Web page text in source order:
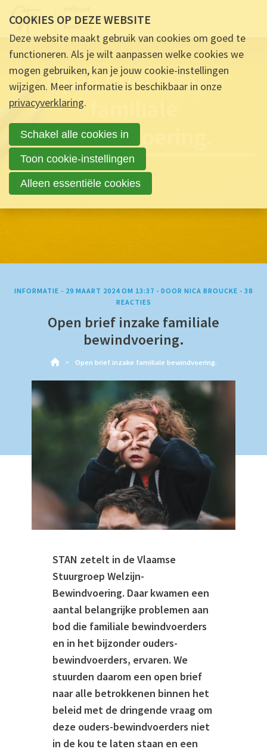
Open brief inzake
bewindvoering.
INFORMATIE - 29 MAART 2024 OM 13:37 - DOOR NICA BROUCKE - 38
REACTIES
Open brief inzake familiale
bewindvoering.
Open brief inzake familiale bewindvoering.
STAN zetelt in de Vlaamse
Stuurgroep Welzijn-
Bewindvoering. Daar kwamen een
aantal belangrijke problemen aan
bod die familiale bewindvoerders
en in het bijzonder ouders-
bewindvoerders, ervaren. We
stuurden daarom een open brief
naar alle betrokkenen binnen het
beleid met de dringende vraag om
deze ouders-bewindvoerders niet
in de kou te laten staan en een
COOKIES OP DEZE WEBSITE
Deze website maakt gebruik van cookies om goed te
functioneren. Als je wilt aanpassen welke cookies we
mogen gebruiken, kan je jouw cookie-instellingen
wijzigen. Meer informatie is beschikbaar in onze
privacyverklaring.
Schakel alle cookies in
Toon cookie-instellingen
Alleen essentiële cookies